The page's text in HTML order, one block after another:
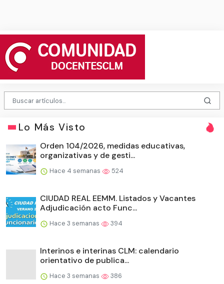
Lo Más Visto
Orden 104/2026, medidas educativas,
organizativas y de gesti...
Hace 4 semanas 524
CIUDAD REAL EEMM. Listados y Vacantes
Adjudicación acto Func...
Hace 3 semanas 394
Interinos e interinas CLM: calendario
orientativo de publica...
Hace 3 semanas 386